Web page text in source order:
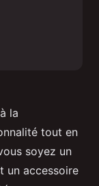
la
tout en
soyez un
un accessoire